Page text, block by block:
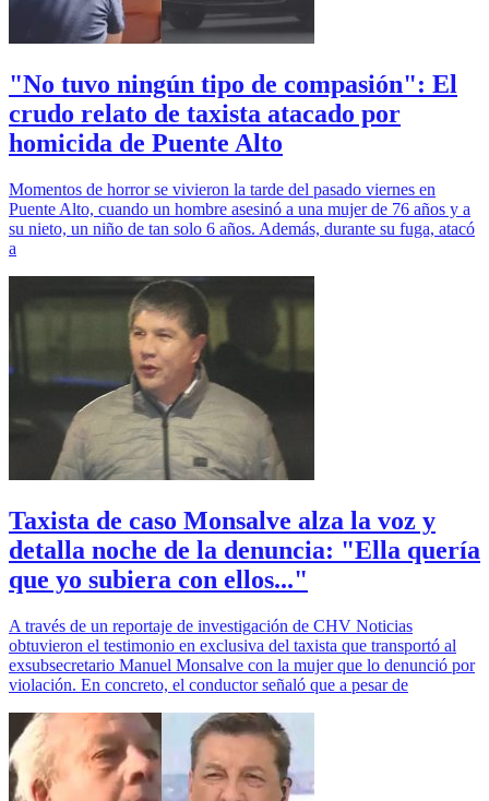
"No tuvo ningún tipo de compasión": El
crudo relato de taxista atacado por
homicida de Puente Alto
Momentos de horror se vivieron la tarde del pasado viernes en
Puente Alto, cuando un hombre asesinó a una mujer de 76 años y a
su nieto, un niño de tan solo 6 años. Además, durante su fuga, atacó
a
Taxista de caso Monsalve alza la voz y
detalla noche de la denuncia: "Ella quería
que yo subiera con ellos..."
A través de un reportaje de investigación de CHV Noticias
obtuvieron el testimonio en exclusiva del taxista que transportó al
exsubsecretario Manuel Monsalve con la mujer que lo denunció por
violación. En concreto, el conductor señaló que a pesar de